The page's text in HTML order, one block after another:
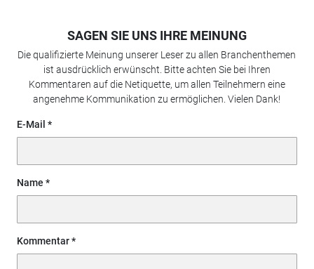
SAGEN SIE UNS IHRE MEINUNG
Die qualifizierte Meinung unserer Leser zu allen Branchenthemen
ist ausdrücklich erwünscht. Bitte achten Sie bei Ihren
Kommentaren auf die Netiquette, um allen Teilnehmern eine
angenehme Kommunikation zu ermöglichen. Vielen Dank!
E-Mail
Name
Kommentar